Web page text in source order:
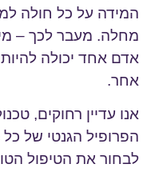
המידה על כל חולה
מחלה. מעבר לכך –
אדם אחד יכולה
אחר.
אנו עדיין רחוקים,
הפרופיל הגנטי של כל
לבחור את הטיפול